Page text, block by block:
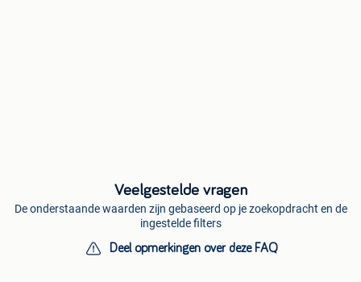
Veelgestelde vragen
De onderstaande waarden zijn gebaseerd op je zoekopdracht en de
ingestelde filters
Deel opmerkingen over deze FAQ